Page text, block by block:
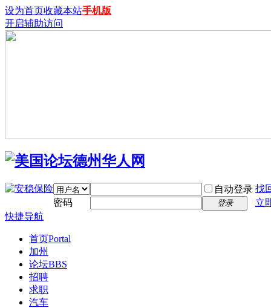
设为首页收藏本站手机版
开启辅助访问
自动登录 找
密码
登录
立
快捷导航
首页Portal
加州
论坛BBS
招聘
求职
汽车